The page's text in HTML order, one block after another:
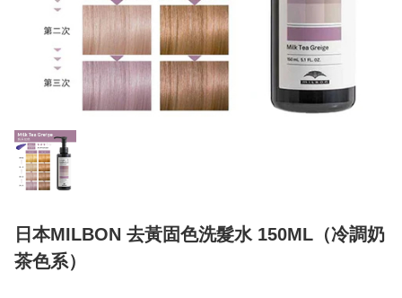
日本MILBON 去黃固色洗髮水 150ML（冷調奶
茶色系）